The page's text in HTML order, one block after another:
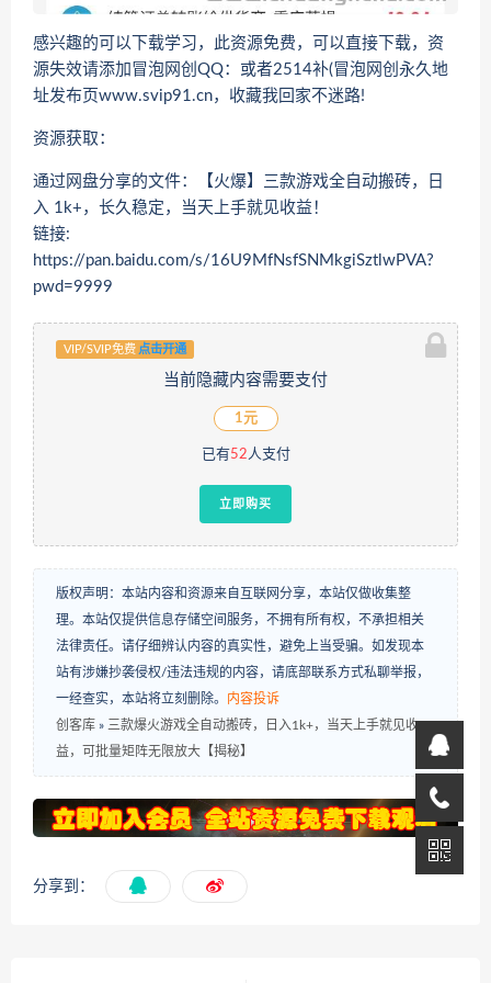
感兴趣的可以下载学习，此资源免费，可以直接下载，资
源失效请添加冒泡网创QQ：或者2514补(冒泡网创永久地
址发布页www.svip91.cn，收藏我回家不迷路!
资源获取：
通过网盘分享的文件：【火爆】三款游戏全自动搬砖，日
入 1k+，长久稳定，当天上手就见收益！
链接:
https://pan.baidu.com/s/16U9MfNsfSNMkgiSztlwPVA?
pwd=9999
VIP/SVIP免费 点击开通
当前隐藏内容需要支付
1元
已有 52人支付
立即购买
版权声明：本站内容和资源来自互联网分享，本站仅做收集整
理。本站仅提供信息存储空间服务，不拥有所有权，不承担相关
法律责任。请仔细辨认内容的真实性，避免上当受骗。如发现本
站有涉嫌抄袭侵权/违法违规的内容，请底部联系方式私聊举报，
一经查实，本站将立刻删除。
内容投诉
创客库 » 三款爆火游戏全自动搬砖，日入1k+，当天上手就见收
益，可批量矩阵无限放大【揭秘】
分享到：